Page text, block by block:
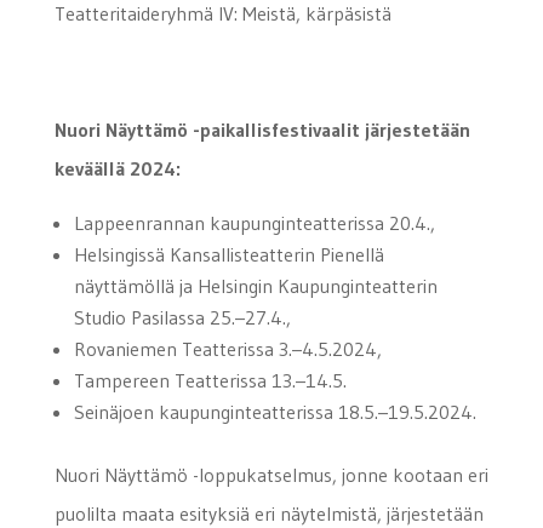
Teatteritaideryhmä IV: Meistä, kärpäsistä
Nuori Näyttämö -paikallisfestivaalit järjestetään
keväällä 2024:
Lappeenrannan kaupunginteatterissa 20.4.,
Helsingissä Kansallisteatterin Pienellä
näyttämöllä ja Helsingin Kaupunginteatterin
Studio Pasilassa 25.–27.4.,
Rovaniemen Teatterissa 3.–4.5.2024,
Tampereen Teatterissa 13.–14.5.
Seinäjoen kaupunginteatterissa 18.5.–19.5.2024.
Nuori Näyttämö -loppukatselmus, jonne kootaan eri
puolilta maata esityksiä eri näytelmistä, järjestetään